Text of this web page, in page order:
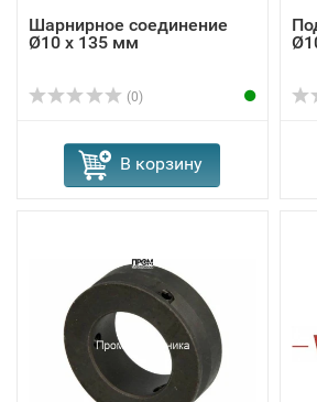
Шарнирное соединение
Ø10 x 135 мм
(0)
В корзину